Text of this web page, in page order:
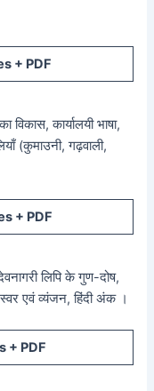
+ PDF
विकास, कार्यालयी भाषा,
(कुमाउनी, गढ़वाली,
+ PDF
लिपि के गुण-दोष,
स्वर एवं व्यंजन, हिंदी अंक ।
+ PDF